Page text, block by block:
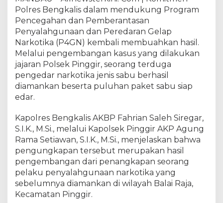
g
P
e
n
n
g
k
a
n
P
e
n
g
e
a
r
Polres Bengkalis dalam mendukung Program
Pencegahan dan Pemberantasan
Penyalahgunaan dan Peredaran Gelap
Narkotika (P4GN) kembali membuahkan hasil.
Melalui pengembangan kasus yang dilakukan
jajaran Polsek Pinggir, seorang terduga
pengedar narkotika jenis sabu berhasil
diamankan beserta puluhan paket sabu siap
edar.
Kapolres Bengkalis AKBP Fahrian Saleh Siregar,
S.I.K., M.Si., melalui Kapolsek Pinggir AKP Agung
Rama Setiawan, S.I.K., M.Si., menjelaskan bahwa
pengungkapan tersebut merupakan hasil
pengembangan dari penangkapan seorang
pelaku penyalahgunaan narkotika yang
sebelumnya diamankan di wilayah Balai Raja,
Kecamatan Pinggir.